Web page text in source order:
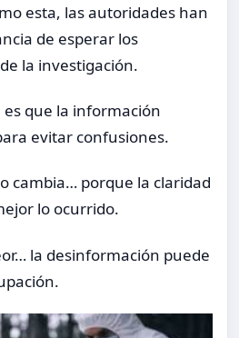
esta, las autoridades han
de esperar los
la investigación.
es que la información
evitar confusiones.
cambia… porque la claridad
lo ocurrido.
la desinformación puede